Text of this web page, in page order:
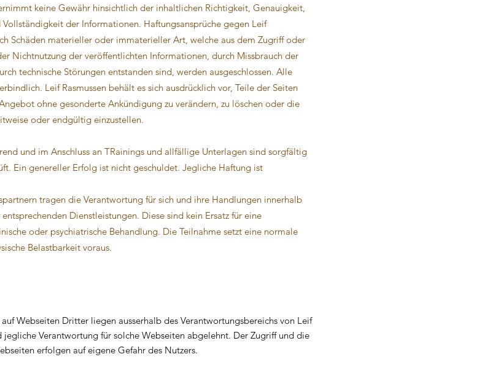
keine Gewähr hinsichtlich der inhaltlichen Richtigkeit, Genauigkeit,
Vollständigkeit der Informationen. Haftungsansprüche gegen Leif
Schäden materieller oder immaterieller Art, welche aus dem Zugriff oder
Nichtnutzung der veröffentlichten Informationen, durch Missbrauch der
technische Störungen entstanden sind, werden ausgeschlossen. Alle
Leif Rasmussen behält es sich ausdrücklich vor, Teile der Seiten
ohne gesonderte Ankündigung zu verändern, zu löschen oder die
oder endgültig einzustellen.
und im Anschluss an TRainings und allfällige Unterlagen sind sorgfältig
Ein genereller Erfolg ist nicht geschuldet. Jegliche Haftung ist
tragen die Verantwortung für sich und ihre Handlungen innerhalb
Dienstleistungen. Diese sind kein Ersatz für eine
oder psychiatrische Behandlung. Die Teilnahme setzt eine normale
Belastbarkeit voraus.
auf Webseiten Dritter liegen ausserhalb des Verantwortungsbereichs von Leif
jegliche Verantwortung für solche Webseiten abgelehnt. Der Zugriff und die
erfolgen auf eigene Gefahr des Nutzers.